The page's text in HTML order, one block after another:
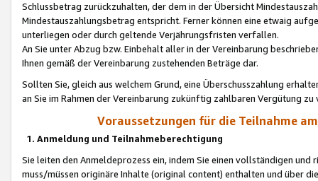
Schlussbetrag zurückzuhalten, der dem in der Übersicht
Mindestauszahlungsbetrag entspricht. Ferner können eine etwaig
unterliegen oder durch geltende Verjährungsfristen verfallen.
An Sie unter Abzug bzw. Einbehalt aller in der Vereinbarung
Ihnen gemäß der Vereinbarung zustehenden Beträge dar.
Sollten Sie, gleich aus welchem Grund, eine Überschusszahlung
an Sie im Rahmen der Vereinbarung zukünftig zahlbaren Vergütung zu
Voraussetzungen für die Teilnahme
1. Anmeldung und Teilnahmeberechtigung
Sie leiten den Anmeldeprozess ein, indem Sie einen vollständigen
muss/müssen originäre Inhalte (original content) enthalten und über